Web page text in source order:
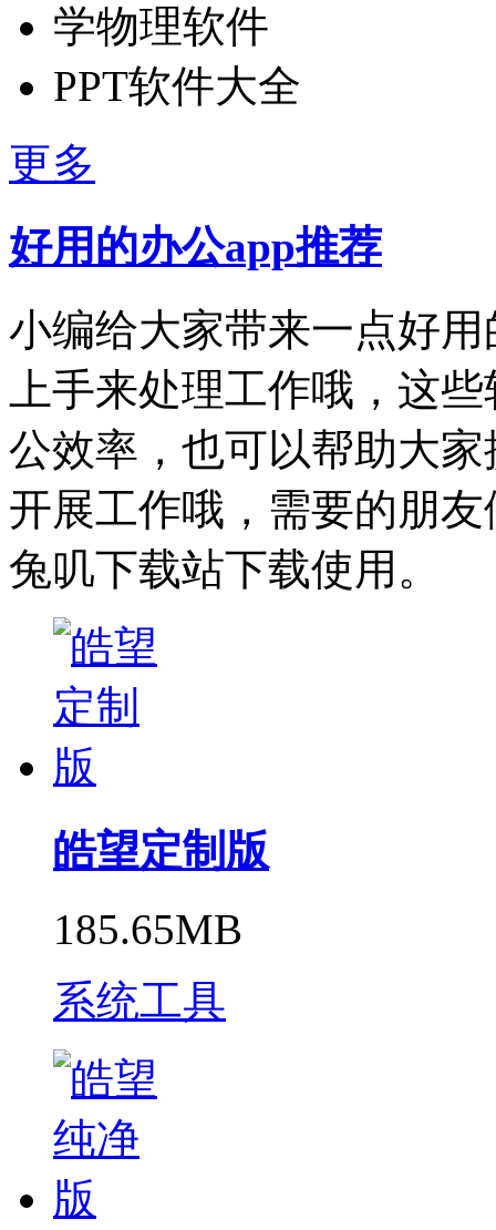
学物理软件
PPT软件大全
更多
好用的办公app推荐
小编给大家带来一点好
上手来处理工作哦，这
公效率，也可以帮助大
开展工作哦，需要的朋
兔叽下载站下载使用。
皓望定制版
185.65MB
系统工具